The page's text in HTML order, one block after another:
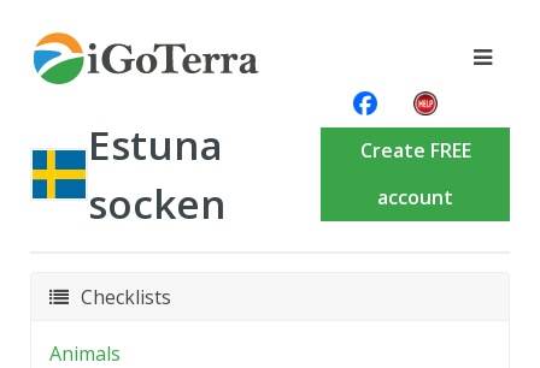
Estuna
socken
Create FREE
account
Checklists
Animals